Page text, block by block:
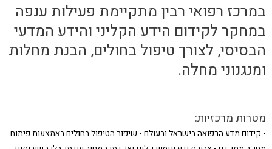
במרכז רפואי רבין מתקיימת פעילות ענפה
במחקר לקידום הידע הקליני והידע המדעי
הבסיסי, לצורך טיפול בחולים, הבנת מחלות
ומנגנוני מחלה.
מטרות מרכזיות:
• קידום מדע הרפואה בישראל ובעולם • שיפור הטיפול בחולים באמצעות פיתוח